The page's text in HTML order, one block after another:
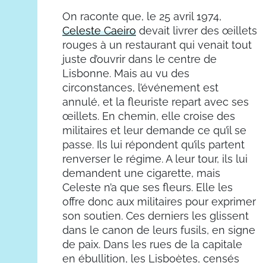
On raconte que, le 25 avril 1974,
Celeste Caeiro devait livrer des œillets
rouges à un restaurant qui venait tout
juste d’ouvrir dans le centre de
Lisbonne. Mais au vu des
circonstances, l’événement est
annulé, et la fleuriste repart avec ses
œillets. En chemin, elle croise des
militaires et leur demande ce qu’il se
passe. Ils lui répondent qu’ils partent
renverser le régime. A leur tour, ils lui
demandent une cigarette, mais
Celeste n’a que ses fleurs. Elle les
offre donc aux militaires pour exprimer
son soutien. Ces derniers les glissent
dans le canon de leurs fusils, en signe
de paix. Dans les rues de la capitale
en ébullition, les Lisboètes, censés